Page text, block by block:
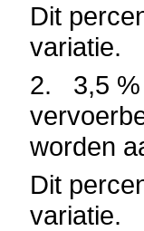
Dit
variatie.
2.
3,5
worden
Dit
variatie.